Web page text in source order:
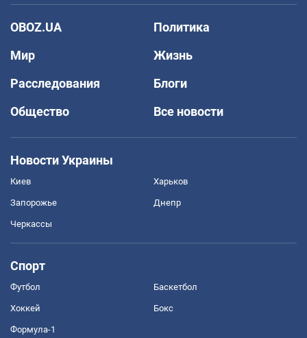
OBOZ.UA
Политика
Мир
Жизнь
Расследования
Блоги
Общество
Все новости
Новости Украины
Киев Харьков
Запорожье Днепр
Черкассы
Спорт
Футбол Баскетбол
Хоккей Бокс
Формула-1